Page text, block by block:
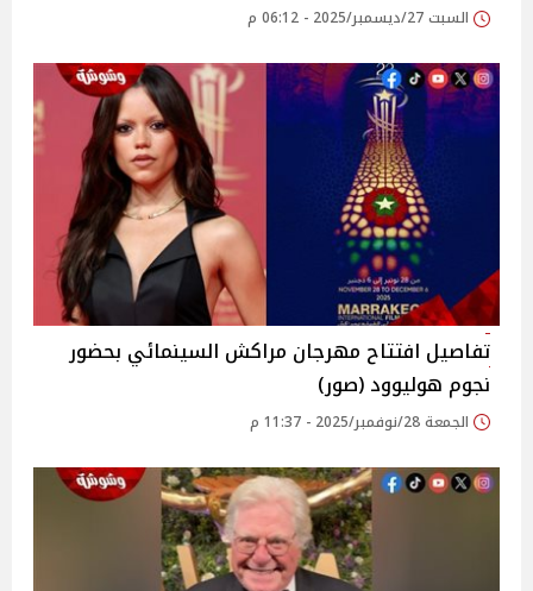
السبت 27/ديسمبر/2025 - 06:12 م
تفاصيل افتتاح مهرجان مراكش السينمائي بحضور
نجوم هوليوود (صور)
الجمعة 28/نوفمبر/2025 - 11:37 م